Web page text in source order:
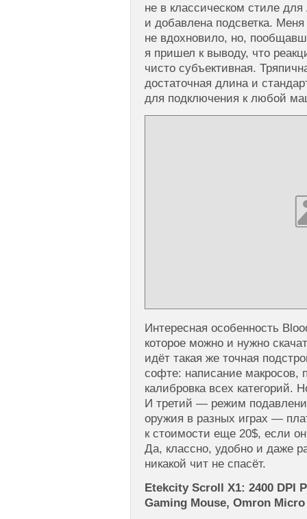
не в классическом стиле для
и добавлена подсветка.
не вдохновило, но,
я пришел к выводу, что
чисто субъективная.
достаточная длина и
для подключения к любой
Интересная особенность
которое можно и нужно
идёт такая же точная
софте: написание макросов,
калибровка всех категорий.
И третий — режим
оружия в разных играх —
к стоимости еще 20$, если
Да, классно, удобно и даже
никакой чит не спасёт.
Etekcity Scroll X1: 2400 DPI
Gaming Mouse, Omron